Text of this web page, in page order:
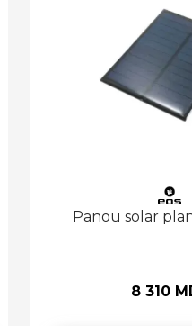
Panou solar
8 310